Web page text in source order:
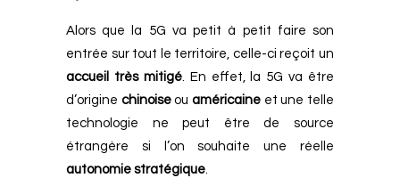
Alors que la 5G va petit à petit faire son
entrée sur tout le territoire, celle-ci reçoit un
accueil très mitigé. En effet, la 5G va être
d’origine chinoiseouaméricaine et une telle
technologie ne peut être de source
étrangère si l’on souhaite une réelle
autonomie stratégique